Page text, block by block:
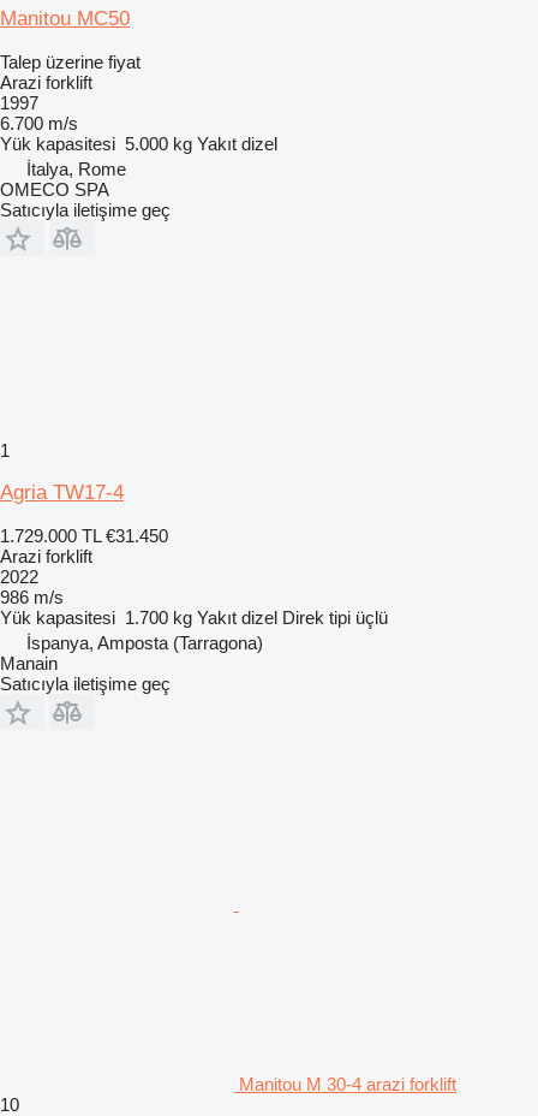
Manitou MC50
Talep üzerine fiyat
Arazi forklift
1997
6.700 m/s
Yük kapasitesi 5.000 kg Yakıt dizel
İtalya, Rome
OMECO SPA
Satıcıyla iletişime geç
1
Agria TW17-4
1.729.000 TL €31.450
Arazi forklift
2022
986 m/s
Yük kapasitesi 1.700 kg Yakıt dizel Direk tipi üçlü
İspanya, Amposta (Tarragona)
Manain
Satıcıyla iletişime geç
Manitou M 30-4 arazi forklift
10